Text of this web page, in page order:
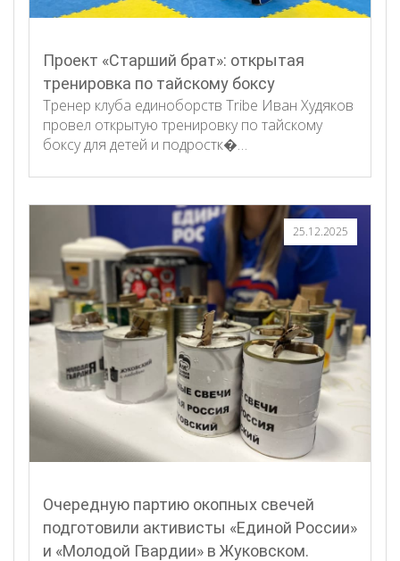
Проект «Старший брат»: открытая
тренировка по тайскому боксу
Тренер клуба единоборств Tribe Иван Худяков
провел открытую тренировку по тайскому
боксу для детей и подростк�…
25.12.2025
Очередную партию окопных свечей
подготовили активисты «Единой России»
и «Молодой Гвардии» в Жуковском.